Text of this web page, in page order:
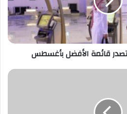
قائمة الأفضل بأغسطس